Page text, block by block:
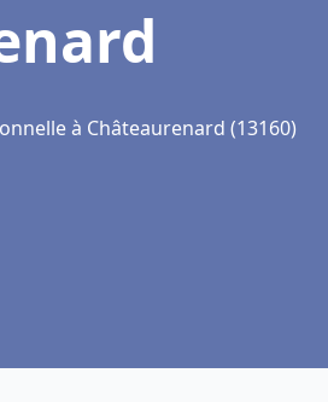
à Châteaurenard (13160)